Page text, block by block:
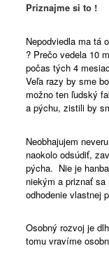
Priznajme si to !
Nepodviedla ma tá
? Prečo vedela 10
počas tých 4
Veľa razy by sme
možno ten ľudský
a pýchu, zistili by
Neobhajujem
naokolo odsúdiť,
pýcha. Nie je
niekým a priznať
odhodenie vlastnej
Osobný rozvoj je
tomu vravíme